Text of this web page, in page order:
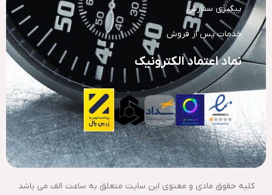
پیگیری سفارش
خدمات پس از فروش
نماد اعتماد الکترونیک
کلیه حقوق مادی و معنوی این سایت متعلق به ساعت الف می باشد